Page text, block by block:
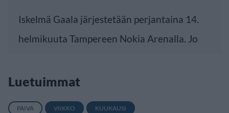
Iskelmä Gaala järjestetään perjantaina 14.
helmikuuta Tampereen Nokia Arenalla. Jo
Luetuimmat
PÄIVÄ VIIKKO KUUKAUSI